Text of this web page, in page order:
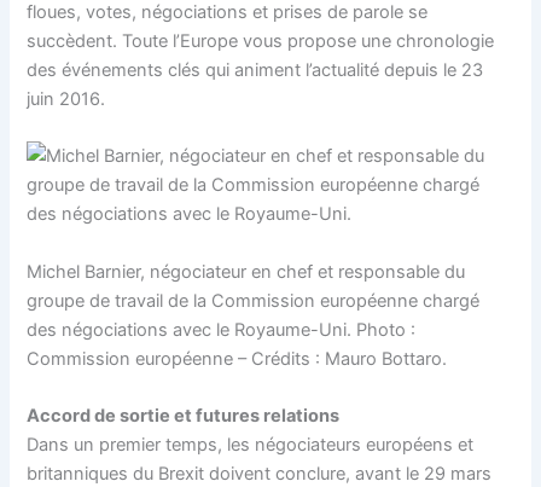
floues, votes, négociations et prises de parole se
succèdent. Toute l’Europe vous propose une chronologie
des événements clés qui animent l’actualité depuis le 23
juin 2016.
Michel Barnier, négociateur en chef et responsable du
groupe de travail de la Commission européenne chargé
des négociations avec le Royaume-Uni. Photo :
Commission européenne – Crédits : Mauro Bottaro.
Accord de sortie et futures relations
Dans un premier temps, les négociateurs européens et
britanniques du Brexit doivent conclure, avant le 29 mars